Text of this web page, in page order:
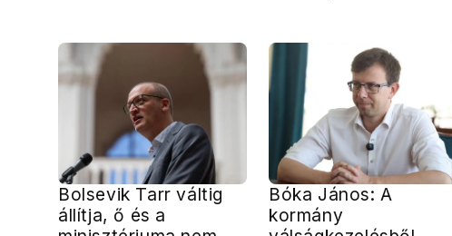
Bolsevik Tarr váltig
állítja, ő és a
Bóka János: A
kormány